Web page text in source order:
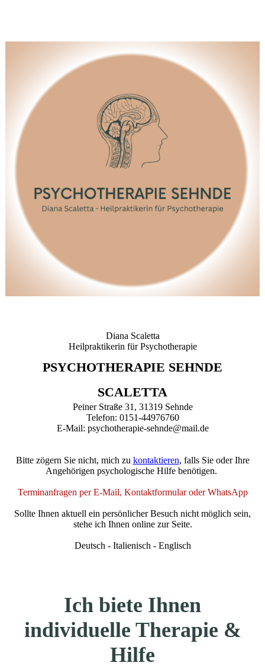
Diana Scaletta
Heilpraktikerin für Psychotherapie
PSYCHOTHERAPIE SEHNDE
SCALETTA
Peiner Straße 31, 31319 Sehnde
Telefon: 0151-44976760
E-Mail: psychotherapie-sehnde@mail.de
Bitte zögern Sie nicht, mich zu kontaktieren, falls Sie oder Ihre
Angehörigen psychologische Hilfe benötigen.
Terminanfragen per E-Mail, Kontaktformular oder WhatsApp
Sollte Ihnen aktuell ein persönlicher Besuch nicht möglich sein,
stehe ich Ihnen online zur Seite.
Deutsch - Italienisch - Englisch
Ich biete Ihnen
individuelle Therapie &
Hilfe